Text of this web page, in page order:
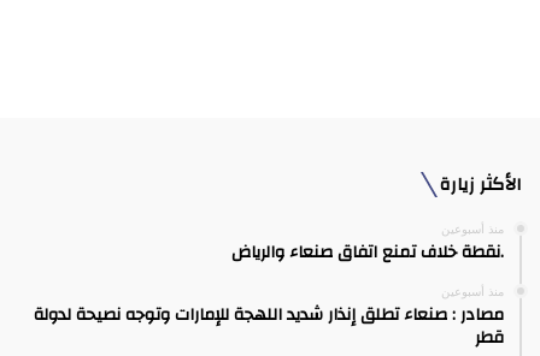
الأكثر زيارة
منذ أسبوعين
.نقطة خلاف تمنع اتفاق صنعاء والرياض
منذ أسبوعين
مصادر : صنعاء تطلق إنذار شديد اللهجة للإمارات وتوجه نصيحة لدولة
قطر